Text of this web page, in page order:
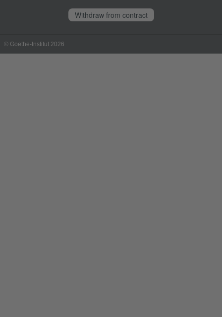
Withdraw from contract
© Goethe-Institut 2026